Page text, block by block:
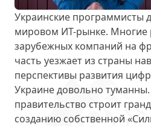
Украинские программисты
мировом ИТ-рынке. Многие
зарубежных компаний на
часть уезжает из страны
перспективы развития
Украине довольно
правительство строит
созданию собственной